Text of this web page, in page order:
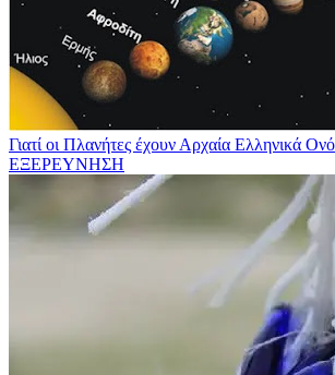
Γιατί οι Πλανήτες έχουν Αρχαία Ελληνικά
ΕΞΕΡΕΥΝΗΣΗ